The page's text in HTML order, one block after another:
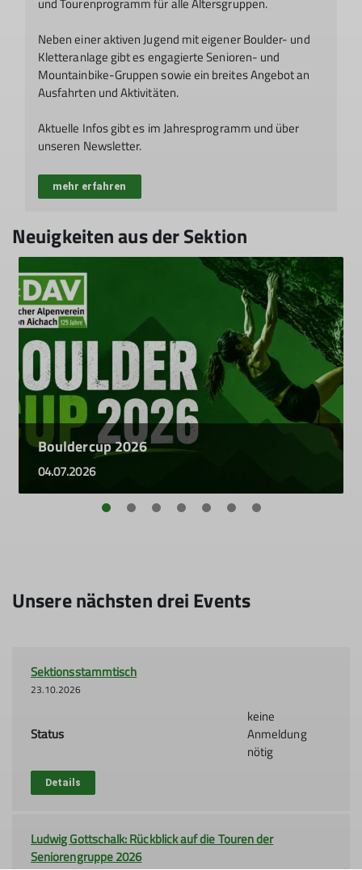
Neben einer aktiven Jugend mit eigener Boulder- und
Kletteranlage gibt es engagierte Senioren- und
Mountainbike-Gruppen sowie ein breites Angebot an
Ausfahrten und Aktivitäten.
Aktuelle Infos gibt es im Jahresprogramm und über
unseren Newsletter.
mehr erfahren
Neuigkeiten aus der Sektion
Bouldercup 2026
04.07.2026
Unsere nächsten drei Events
Sektionsstammtisch
23.10.2026
Status
keine
Anmeldung
nötig
Details
Ludwig Gottschalk: Rückblick auf die Touren der
Seniorengruppe 2026